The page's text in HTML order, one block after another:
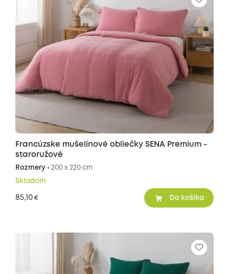
Francúzske mušelínové obliečky SENA Premium -
staroružové
Rozmery • 200 x 220 cm
Skladom
85,10€ Do košíka